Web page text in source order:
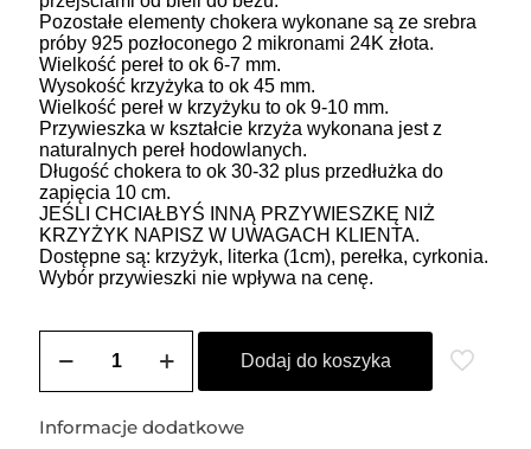
Pozostałe elementy chokera wykonane są ze srebra
próby 925 pozłoconego 2 mikronami 24K złota.
Wielkość pereł to ok 6-7 mm.
Wysokość krzyżyka to ok 45 mm.
Wielkość pereł w krzyżyku to ok 9-10 mm.
Przywieszka w kształcie krzyża wykonana jest z
naturalnych pereł hodowlanych.
Długość chokera to ok 30-32 plus przedłużka do
zapięcia 10 cm.
JEŚLI CHCIAŁBYŚ INNĄ PRZYWIESZKĘ NIŻ
KRZYŻYK NAPISZ W UWAGACH KLIENTA.
Dostępne są: krzyżyk, literka (1cm), perełka, cyrkonia.
Wybór przywieszki nie wpływa na cenę.
Choker
(perły
Dodaj do koszyka
Informacje dodatkowe